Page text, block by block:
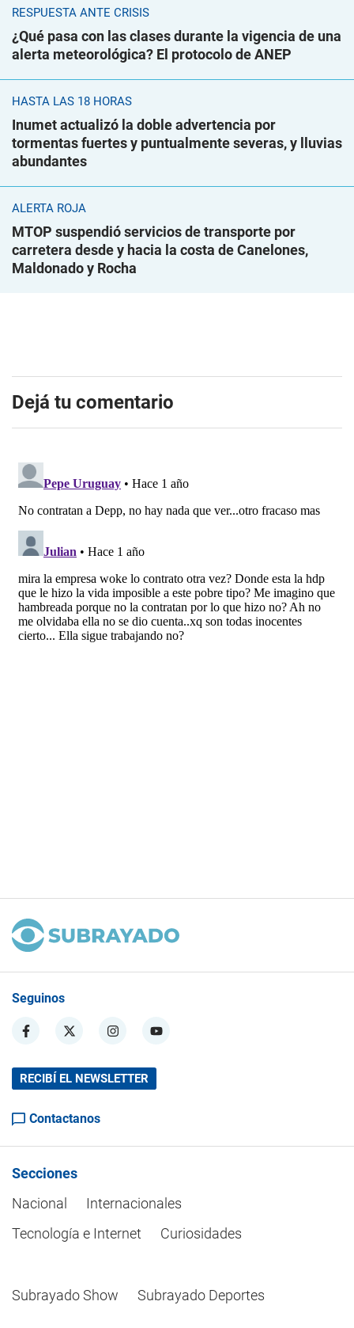
RESPUESTA ANTE CRISIS
¿Qué pasa con las clases durante la vigencia de una
alerta meteorológica? El protocolo de ANEP
HASTA LAS 18 HORAS
Inumet actualizó la doble advertencia por
tormentas fuertes y puntualmente severas, y lluvias
abundantes
ALERTA ROJA
MTOP suspendió servicios de transporte por
carretera desde y hacia la costa de Canelones,
Maldonado y Rocha
Dejá tu comentario
Seguinos
RECIBÍ EL NEWSLETTER
Contactanos
Secciones
Nacional
Internacionales
Tecnología e Internet
Curiosidades
Subrayado Show Subrayado Deportes